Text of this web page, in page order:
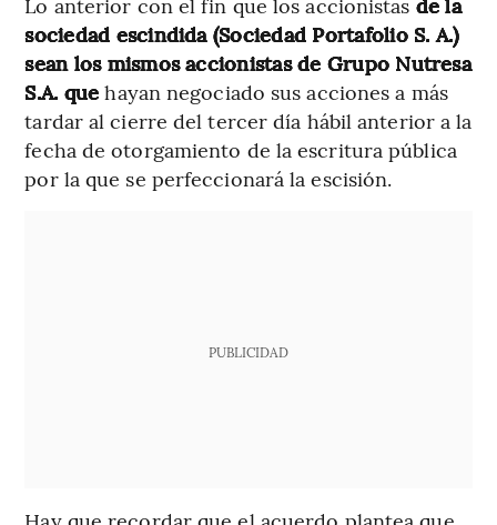
sociedad escindida (Sociedad Portafolio S. A.)
sean los mismos accionistas de Grupo Nutresa
S.A. que hayan negociado sus acciones a más
tardar al cierre del tercer día hábil anterior a la
fecha de otorgamiento de la escritura pública
por la que se perfeccionará la escisión.
PUBLICIDAD